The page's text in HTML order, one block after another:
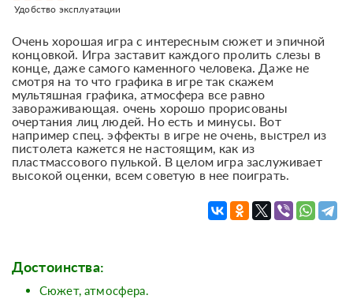
Удобство эксплуатации
Очень хорошая игра с интересным сюжет и эпичной
концовкой. Игра заставит каждого пролить слезы в
конце, даже самого каменного человека. Даже не
смотря на то что графика в игре так скажем
мультяшная графика, атмосфера все равно
завораживающая. очень хорошо прорисованы
очертания лиц людей. Но есть и минусы. Вот
например спец. эффекты в игре не очень, выстрел из
пистолета кажется не настоящим, как из
пластмассового пулькой. В целом игра заслуживает
высокой оценки, всем советую в нее поиграть.
Достоинства:
Сюжет, атмосфера.